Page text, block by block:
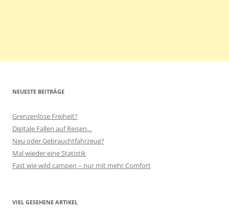
NEUESTE BEITRÄGE
Grenzenlose Freiheit?
Digitale Fallen auf Reisen…
Neu oder Gebrauchtfahrzeug?
Mal wieder eine Statistik
Fast wie wild campen – nur mit mehr Comfort
VIEL GESEHENE ARTIKEL